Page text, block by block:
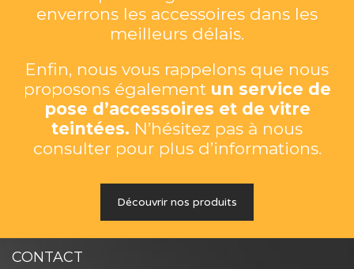
enverrons les accessoires dans les
meilleurs délais.
Enfin, nous vous rappelons que nous
proposons également un service de
pose d’accessoires et de vitre
teintées. N’hésitez pas à nous
consulter pour plus d’informations.
Découvrir nos produits
CONTACT